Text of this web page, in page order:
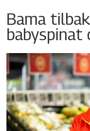
Bama
babyspinat